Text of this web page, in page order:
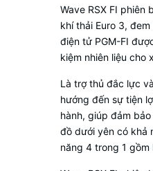
Wave RSX FI
khí thải Euro 3,
điện tử PGM-FI
kiệm nhiên liệu cho
Là trợ thủ đắc lực
hướng đến sự tiện
hành, giúp đảm
đồ dưới yên có khả
năng 4 trong 1